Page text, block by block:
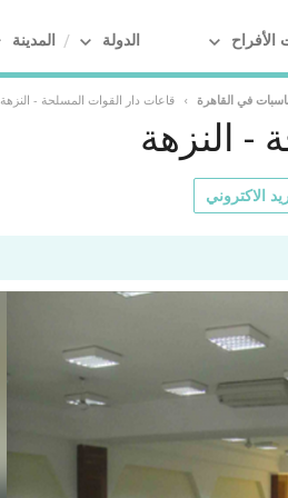
الدولة المدينة
في القاهرة › قاعات دار القوات المسلحة - النزهة
- النزهة
الاكتروني